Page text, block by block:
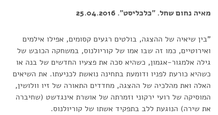
מאיה נחום שחל. "כלכליסט". 25.04.2016
"בין שיאיה של ההצגה, בולטים רגעים קסומים, אפילו אילמים
ואירוטיים, כמו זה שבו אמו של קוריולנוס, במשחקה הכובש של
גילה אלמגור-אגמון, כשהיא סכה את פצעיו החדשים של בנה או
כשהיא כורעת לפניו ודומעת בתחינה נואשת לכניעתו. את השיאים
האלה ואת מהלכיה של ההצגה, מחדדים התאורה של זיו וולושין,
המוסיקה של רועי ירקוני וזמרתה של אושרת אינגדשט (שחיברה
את שירה) הנוגעת ללב בתפקיד אשתו של קוריולנוס.